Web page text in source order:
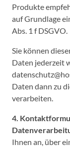
Produkte
auf Grundlage
Abs. 1 f DSGVO.
Sie können
Daten jederzeit
Daten dann zu
verarbeiten.
4.
Ihnen an, über